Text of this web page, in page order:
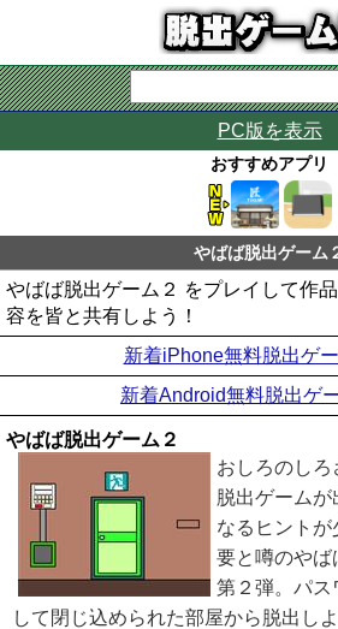
PC版を表示
おすすめアプリ
やばば脱出ゲーム
やばば脱出ゲーム２ をプレイして作
容を皆と共有しよう！
新着iPhone無料脱出ゲ
新着Android無料脱出ゲ
やばば脱出ゲーム２
おしろのし
脱出ゲームが
なるヒント
要と噂のやば
第２弾。パス
して閉じ込められた部屋から脱出しよ